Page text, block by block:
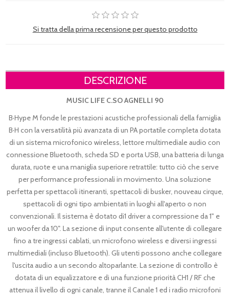
Si tratta della prima recensione per questo prodotto
DESCRIZIONE
MUSIC LIFE C.SO AGNELLI 90
B·Hype M fonde le prestazioni acustiche professionali della famiglia
B·H con la versatilità più avanzata di un PA portatile completa dotata
di un sistema microfonico wireless, lettore multimediale audio con
connessione Bluetooth, scheda SD e porta USB, una batteria di lunga
durata, ruote e una maniglia superiore retrattile: tutto ciò che serve
per performance professionali in movimento. Una soluzione
perfetta per spettacoli itineranti, spettacoli di busker, nouveau cirque,
spettacoli di ogni tipo ambientati in luoghi all'aperto o non
convenzionali. Il sistema è dotato di1 driver a compressione da 1" e
un woofer da 10". La sezione di input consente all'utente di collegare
fino a tre ingressi cablati, un microfono wireless e diversi ingressi
multimediali (incluso Bluetooth). Gli utenti possono anche collegare
l'uscita audio a un secondo altoparlante. La sezione di controllo è
dotata di un equalizzatore e di una funzione priorità CH1 / RF che
attenua il livello di ogni canale, tranne il Canale 1 ed i radio microfoni